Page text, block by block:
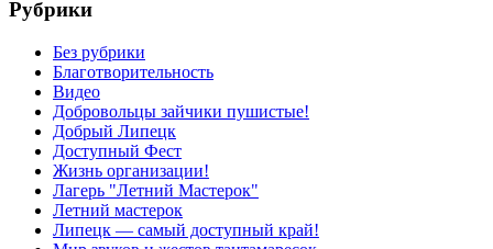
Рубрики
Без рубрики
Благотворительность
Видео
Добровольцы зайчики пушистые!
Добрый Липецк
Доступный Фест
Жизнь организации!
Лагерь "Летний Мастерок"
Летний мастерок
Липецк — самый доступный край!